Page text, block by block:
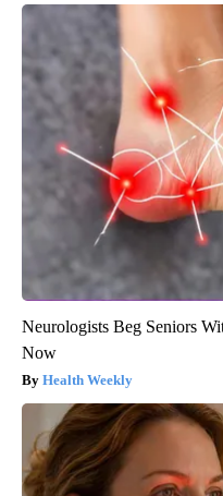
Neurologists Beg Seniors
Now
Health Weekly